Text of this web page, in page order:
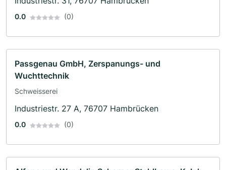
0.0 (0)
Passgenau GmbH, Zerspanungs- und
Wuchttechnik
Schweisserei
Industriestr. 27 A, 76707 Hambrücken
0.0 (0)